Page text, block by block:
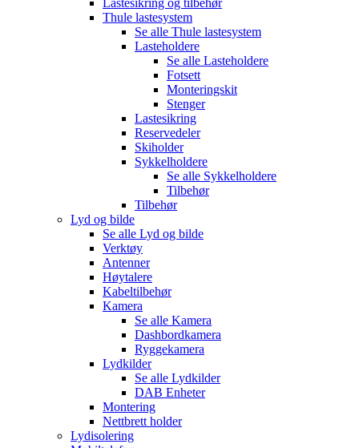
Thule lastesystem
Se alle Thule lastesystem
Lasteholdere
Se alle Lasteholdere
Fotsett
Monteringskit
Stenger
Lastesikring
Reservedeler
Skiholder
Sykkelholdere
Se alle Sykkelholdere
Tilbehør
Tilbehør
Lyd og bilde
Se alle Lyd og bilde
Verktøy
Antenner
Høytalere
Kabeltilbehør
Kamera
Se alle Kamera
Dashbordkamera
Ryggekamera
Lydkilder
Se alle Lydkilder
DAB Enheter
Montering
Nettbrett holder
Lydisolering